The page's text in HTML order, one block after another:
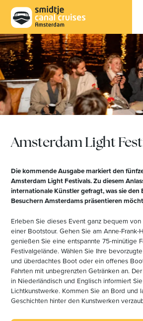
Amsterdam Light
Die kommende Ausgabe markiert den
Amsterdam Light Festivals. Zu diesem
internationale Künstler gefragt, was sie den
Besuchern Amsterdams präsentieren
Erleben Sie dieses Event ganz bequem von
einer Bootstour. Gehen Sie am Anne-Frank-
genießen Sie eine entspannte 75-minütige
Festivalgelände. Wählen Sie Ihre
und überdachtes Boot oder ein offenes
Fahrten mit unbegrenzten Getränken an.
in Niederländisch und Englisch informiert
Lichtkunstwerke. Kommen Sie an Bord und
Geschichten hinter den Kunstwerken